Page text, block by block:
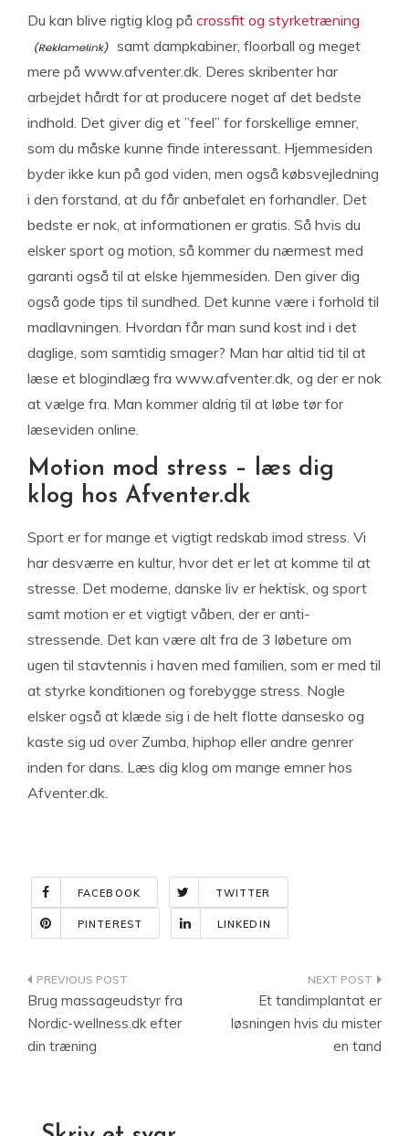
Du kan blive rigtig klog på crossfit og styrketræning
samt dampkabiner, floorball og meget
mere på www.afventer.dk. Deres skribenter har
arbejdet hårdt for at producere noget af det bedste
indhold. Det giver dig et ”feel” for forskellige emner,
som du måske kunne finde interessant. Hjemmesiden
byder ikke kun på god viden, men også købsvejledning
i den forstand, at du får anbefalet en forhandler. Det
bedste er nok, at informationen er gratis. Så hvis du
elsker sport og motion, så kommer du nærmest med
garanti også til at elske hjemmesiden. Den giver dig
også gode tips til sundhed. Det kunne være i forhold til
madlavningen. Hvordan får man sund kost ind i det
daglige, som samtidig smager? Man har altid tid til at
læse et blogindlæg fra www.afventer.dk, og der er nok
at vælge fra. Man kommer aldrig til at løbe tør for
læseviden online.
Motion mod stress – læs dig
klog hos Afventer.dk
Sport er for mange et vigtigt redskab imod stress. Vi
har desværre en kultur, hvor det er let at komme til at
stresse. Det moderne, danske liv er hektisk, og sport
samt motion er et vigtigt våben, der er anti-
stressende. Det kan være alt fra de 3 løbeture om
ugen til stavtennis i haven med familien, som er med til
at styrke konditionen og forebygge stress. Nogle
elsker også at klæde sig i de helt flotte dansesko og
kaste sig ud over Zumba, hiphop eller andre genrer
inden for dans. Læs dig klog om mange emner hos
Afventer.dk.
FACEBOOK TWITTER
PINTEREST LINKEDIN
Indlægsnavigation
Brug massageudstyr fra
Nordic-wellness.dk efter
din træning
Et tandimplantat er
løsningen hvis du mister
en tand